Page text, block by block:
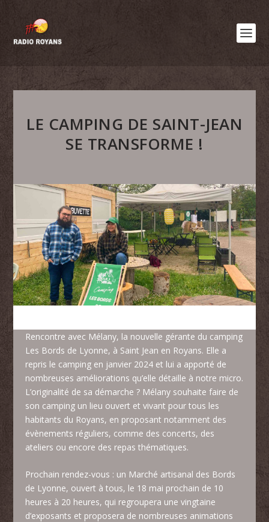
LE CAMPING DE SAINT-JEAN
SE TRANSFORME !
Rencontre avec Mélany, la nouvelle gérante du camping
Les Bords de Lyonne, à Saint Jean en Royans. Elle a
repris le camping en janvier 2024 et lui a apporté de
nombreuses améliorations qu’elle détaille à notre micro.
L’originalité de sa démarche ? Mélany souhaite faire de
son camping un lieu ouvert et vivant pour tous les
habitants du Royans, en proposant notamment des
évènements réguliers, comme des concerts, des
ateliers ou encore des repas thématiques.
Prochain rendez-vous : un Marché artisanal des Bords
de Lyonne, ouvert à tous, le 18 mai prochain de 10
heures à 20 heures, qui regroupera une vingtaine
d’exposants et proposera de nombreuses animations